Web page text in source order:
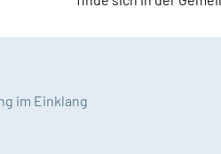
im Einklang